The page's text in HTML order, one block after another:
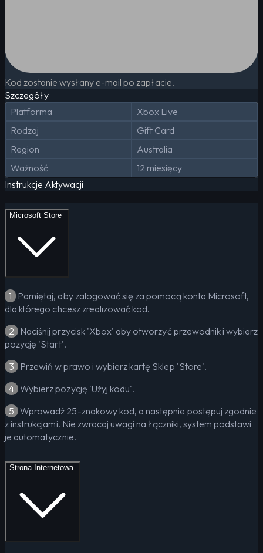
Kod zostanie wysłany e-mail po zapłacie.
Szczegóły
Platforma
Xbox Live
Rodzaj
Gift Card
Region
Australia
Ważność
12 miesięcy
Instrukcje Aktywacji
Microsoft Store
1 Pamiętaj, aby zalogować się za pomocą konta Microsoft,
dla którego chcesz zrealizować kod.
2 Naciśnij przycisk 'Xbox' aby otworzyć przewodnik i wybierz
pozycję 'Start'.
3 Przewiń w prawo i wybierz kartę Sklep 'Store'.
4 Wybierz pozycję 'Użyj kodu'.
5 Wprowadź 25-znakowy kod, a następnie postępuj zgodnie
z instrukcjami. Nie zwracaj uwagi na łączniki, system podstawi
je automatycznie.
Strona Internetowa